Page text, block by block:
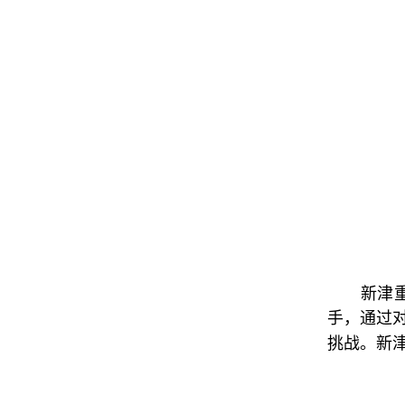
新津
手，通过
挑战。新